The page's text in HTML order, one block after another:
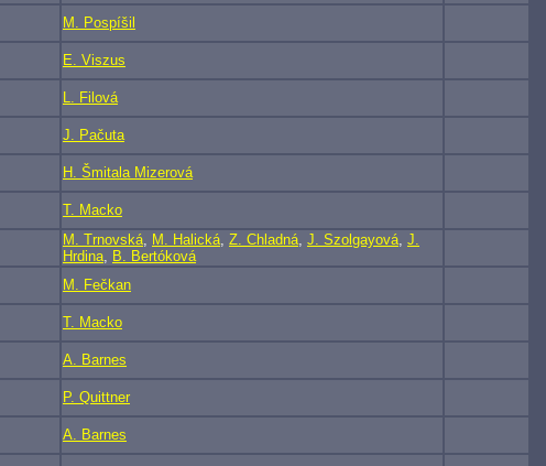
M. Pospíšil
E. Viszus
L. Filová
J. Pačuta
H. Šmitala Mizerová
T. Macko
M. Trnovská, M. Halická, Z. Chladná, J. Szolgayová, J.
Hrdina, B. Bertóková
M. Fečkan
T. Macko
A. Barnes
P. Quittner
A. Barnes